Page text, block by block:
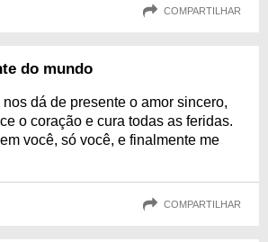
COMPARTILHAR
do mundo
dá de presente o amor sincero,
o coração e cura todas as feridas.
você, só você, e finalmente me
COMPARTILHAR